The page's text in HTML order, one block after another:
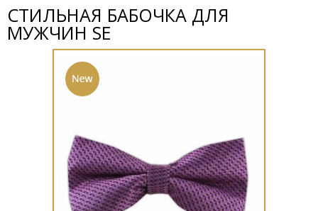
СТИЛЬНАЯ БАБОЧКА ДЛЯ
МУЖЧИН SE